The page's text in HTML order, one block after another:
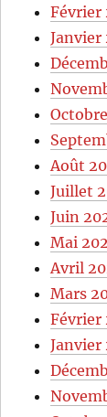
Février
Janvier
Août
Juillet
Juin
Mai
Avril
Mars
Février
Janvier